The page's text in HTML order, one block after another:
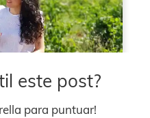
este post?
para puntuar!